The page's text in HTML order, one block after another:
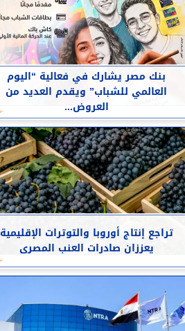
بنك مصر يشارك في فعالية “اليوم
العالمي للشباب” ويقدم العديد من
العروض...
تراجع إنتاج أوروبا والتوترات الإقليمية
يعززان صادرات العنب المصرى